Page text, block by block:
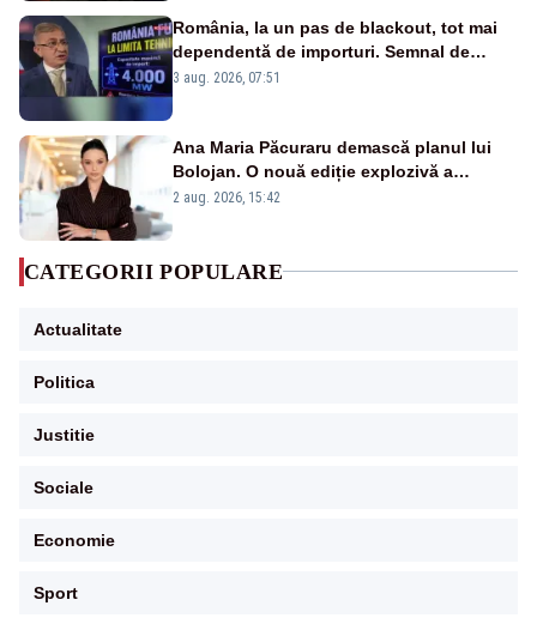
România, la un pas de blackout, tot mai
dependentă de importuri. Semnal de
alarmă tras de un expert în energie
3 aug. 2026, 07:51
Ana Maria Păcuraru demască planul lui
Bolojan. O nouă ediție explozivă a
emisiunii „Miza Zilei” la Realitatea PLUS
2 aug. 2026, 15:42
CATEGORII POPULARE
Actualitate
Politica
Justitie
Sociale
Economie
Sport